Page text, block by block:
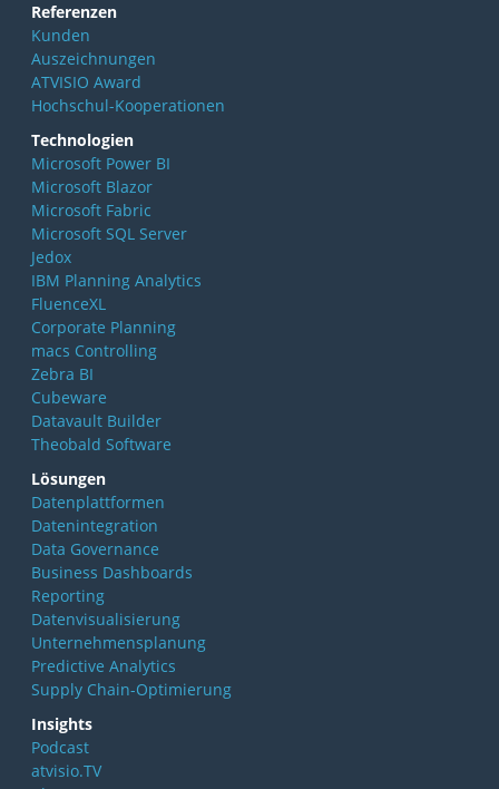
Referenzen
Kunden
Auszeichnungen
ATVISIO Award
Hochschul-Kooperationen
Technologien
Microsoft Power BI
Microsoft Blazor
Microsoft Fabric
Microsoft SQL Server
Jedox
IBM Planning Analytics
FluenceXL
Corporate Planning
macs Controlling
Zebra BI
Cubeware
Datavault Builder
Theobald Software
Lösungen
Datenplattformen
Datenintegration
Data Governance
Business Dashboards
Reporting
Datenvisualisierung
Unternehmensplanung
Predictive Analytics
Supply Chain-Optimierung
Insights
Podcast
atvisio.TV